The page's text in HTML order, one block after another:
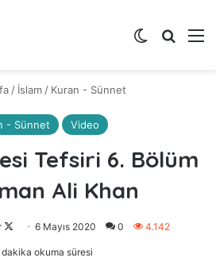
Dış
/ İslam / Kuran - Sünnet
- Sünnet Video
Tefsiri 6. Bölüm
Ali Khan
Follow
on
6 Mayıs 2020 0 4.142
okuma süresi